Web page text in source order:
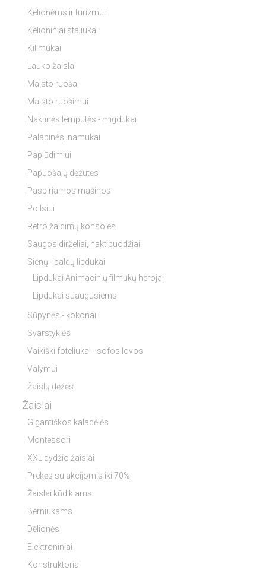
Kelionėms ir turizmui
Kelioniniai staliukai
Kilimukai
Lauko žaislai
Maisto ruoša
Maisto ruošimui
Naktinės lemputės - migdukai
Palapinės, namukai
Paplūdimiui
Papuošalų dėžutės
Paspiriamos mašinos
Poilsiui
Retro žaidimų konsoles
Saugos dirželiai, naktipuodžiai
Sienų - baldų lipdukai
Lipdukai Animacinių filmukų herojai
Lipdukai suaugusiems
Sūpynės - kokonai
Svarstyklės
Vaikiški foteliukai - sofos lovos
Valymui
Žaislų dėžės
Žaislai
Gigantiškos kaladėlės
Montessori
XXL dydžio žaislai
Prekės su akcijomis iki 70%
Žaislai kūdikiams
Berniukams
Dėlionės
Elektroniniai
Konstruktoriai